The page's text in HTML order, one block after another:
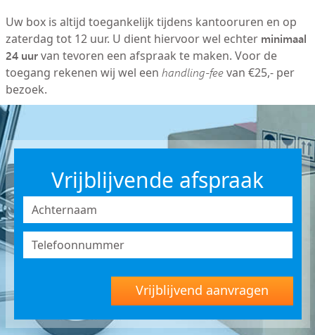
Uw box is altijd toegankelijk tijdens kantooruren en op
zaterdag tot 12 uur. U dient hiervoor wel echter minimaal
24 uurvan tevoren een afspraak te maken. Voor de
toegang rekenen wij wel een handling-feevan €25,- per
bezoek.
Vrijblijvende afspraak
Vrijblijvend aanvragen